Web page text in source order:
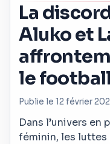
La
Aluko et
le
Publie le 12 février
Dans l’univers
féminin, les luttes